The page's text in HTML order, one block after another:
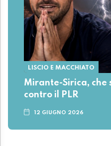
LISCIO E MACCHIATO
Mirante-Sirica, che
contro il PLR
12 GIUGNO 2026